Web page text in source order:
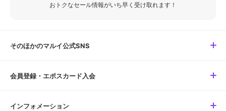
おトクなセール情報がいち早く受け取れます！
そのほかのマルイ公式SNS
会員登録・エポスカード入会
インフォメーション